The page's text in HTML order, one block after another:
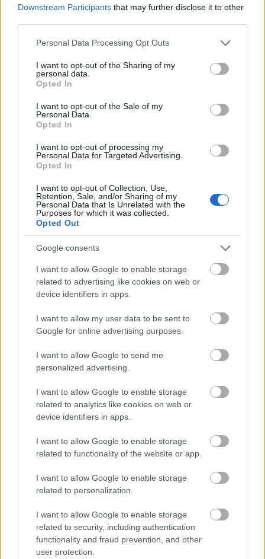
Downstream Participants that may further disclose it to other
Please note that this website/app uses one or more Google
not limited to your visit or usage behaviour. You may click to
grant or deny consent to Google and its third-party tags to
use your data for below specified purposes in below Google
consent section.
Personal Data Processing Opt Outs
I want to opt-out of the Sharing of my
personal data.
Opted In
I want to opt-out of the Sale of my
Personal Data.
Opted In
I want to opt-out of processing my
Personal Data for Targeted Advertising.
Opted In
I want to opt-out of Collection, Use,
Retention, Sale, and/or Sharing of my
Personal Data that Is Unrelated with the
Purposes for which it was collected.
Opted Out
Google consents
I want to allow Google to enable storage
related to advertising like cookies on web or
device identifiers in apps.
I want to allow my user data to be sent to
Google for online advertising purposes.
I want to allow Google to send me
personalized advertising.
I want to allow Google to enable storage
related to analytics like cookies on web or
device identifiers in apps.
I want to allow Google to enable storage
related to functionality of the website or app.
I want to allow Google to enable storage
related to personalization.
I want to allow Google to enable storage
related to security, including authentication
functionality and fraud prevention, and other
user protection.
Csökkentek a Mercedes-Benz eladásai
tavaly, elsősorban a mintegy negyedével
kevesebb eladott teljesen elektromos autó
miatt.
A Mercedes-Benz Group a 2024-es negyedik
negyedévben 625 800 személygépkocsit és
haszongépjárművet értékesített, 2 százalékkal
A csoport éves eladásai pedig 4 százalékkal
csökkentek 2,389 millióra.
A személygépkocsi eladások a negyedik
negyedévben 1 százalékkal nőttek az egy
évvel korábbihoz mérve, 520 100-ra, a 2024-es
egész éves értékesítés viszont 3 százalékkal
csökkent a 2023-ashoz képest 1,983 millióra.
A Mercedes az elektromos autók iránti
gyengébb keresletnek, a
modellváltásoknak és
körülményeknektulajdonította
eladásainak csökkenését.
Teljesen elektromos autót a Mercedes-Benz